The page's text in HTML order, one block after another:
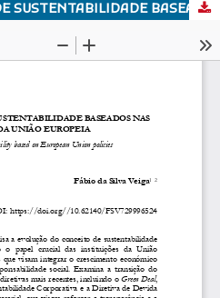
NOVOS CONCEITOS DE SUSTENTABILIDADE BASEADOS NAS POLÍTICA